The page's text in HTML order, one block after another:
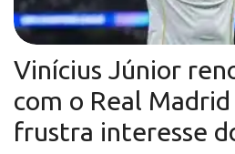
Vinícius Júnior
com o Real
frustra interesse